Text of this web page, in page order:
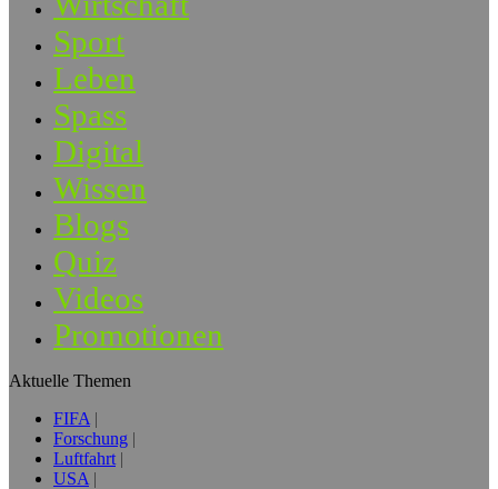
Sport
Leben
Spass
Digital
Wissen
Blogs
Quiz
Videos
Promotionen
Aktuelle Themen
FIFA
Forschung
Luftfahrt
USA